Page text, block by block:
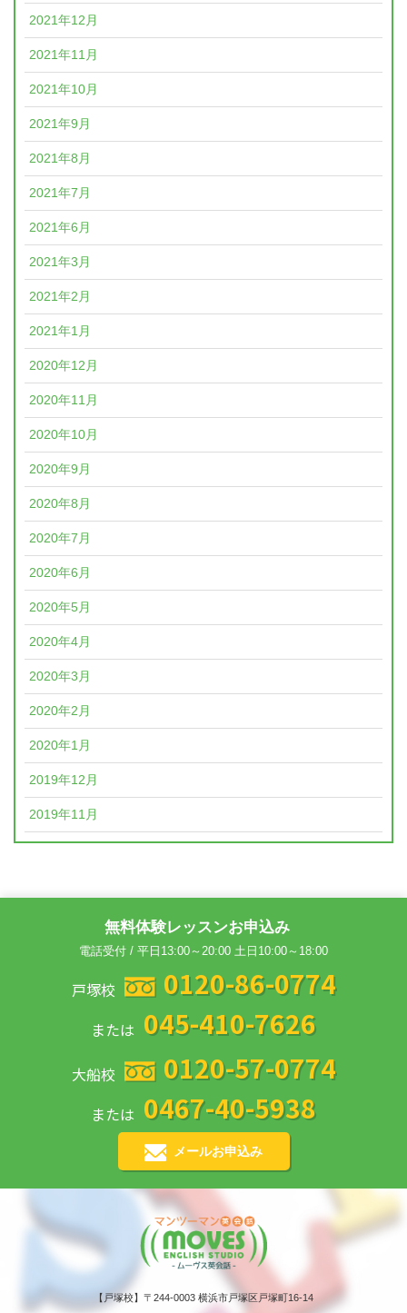
2021年12月
2021年11月
2021年10月
2021年9月
2021年8月
2021年7月
2021年6月
2021年3月
2021年2月
2021年1月
2020年12月
2020年11月
2020年10月
2020年9月
2020年8月
2020年7月
2020年6月
2020年5月
2020年4月
2020年3月
2020年2月
2020年1月
2019年12月
2019年11月
無料体験レッスンお申込み
電話受付 / 平日13:00～20:00 土日10:00～18:00
戸塚校 0120-86-0774
または 045-410-7626
大船校 0120-57-0774
または 0467-40-5938
メールお申込み
【戸塚校】〒244-0003 横浜市戸塚区戸塚町16-14